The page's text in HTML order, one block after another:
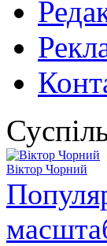
Віктор Чорний